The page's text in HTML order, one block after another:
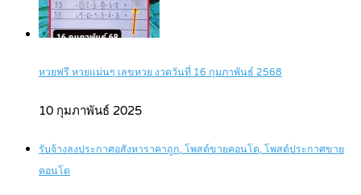
หวยฟรี หวยแม่นๆ เลขหวย งวดวันที่ 16 กุมภาพันธ์ 2568
10 กุมภาพันธ์ 2025
รับจ้างลงประกาศอสังหาราคาถูก, โพสต์ขายคอนโด, โพสต์ประกาศขาย
คอนโด